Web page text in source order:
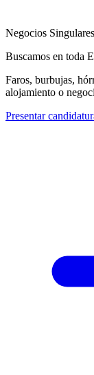
Negocios Singulares
Buscamos en toda
Faros, burbujas,
alojamiento o
Presentar